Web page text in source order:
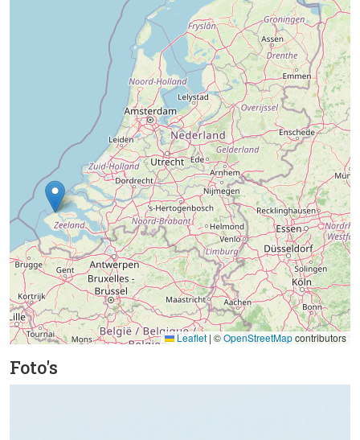
Leaflet| ©OpenStreetMapcontributors
Foto's